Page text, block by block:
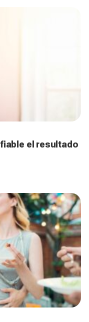
el resultado